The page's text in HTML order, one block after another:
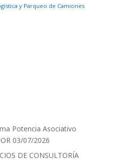
y Parqueo de Camiones
Potencia Asociativo
03/07/2026
DE CONSULTORÍA